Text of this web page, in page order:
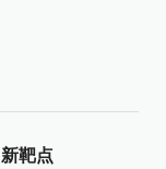
靶点